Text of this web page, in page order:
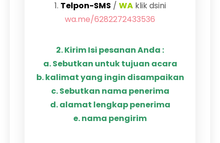
1. Telpon-SMS / WAklik dsini
wa.me/6282272433536
2. Kirim Isi pesanan Anda :
a. Sebutkan untuk tujuan acara
b. kalimat yang ingin disampaikan
c. Sebutkan nama penerima
d. alamat lengkap penerima
e. nama pengirim